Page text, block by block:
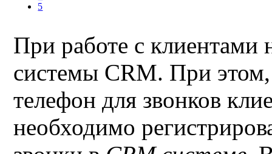
5
При работе с клиентами
системы CRM. При этом,
телефон для звонков
необходимо